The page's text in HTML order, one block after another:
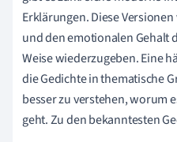
Erklärungen. Diese
und den emotionalen Gehalt
Weise wiederzugeben. Eine
die Gedichte in thematische
besser zu verstehen, worum
geht. Zu den bekanntesten